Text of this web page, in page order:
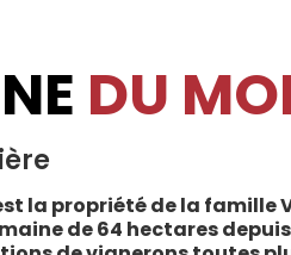
DU
la propriété de la famille
de 64 hectares depuis